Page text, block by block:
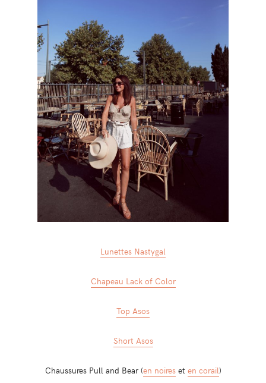
Lunettes Nastygal
Chapeau Lack of Color
Top Asos
Short Asos
Chaussures Pull and Bear (en noireset en corail)